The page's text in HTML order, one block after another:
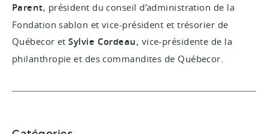
Parent, président du conseil d’administration de la
Fondation sablon et vice-président et trésorier de
Québecor etSylvie Cordeau, vice-présidente de la
philanthropie et des commandites de Québecor.